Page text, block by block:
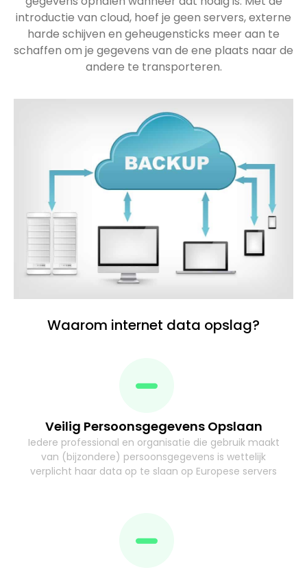
introductie van cloud, hoef je geen servers, externe
harde schijven en geheugensticks meer aan te
schaffen om je gegevens van de ene plaats naar de
andere te transporteren.
Waarom internet data opslag?
Veilig Persoonsgegevens Opslaan
Iedere professional en organisatie die gebruik maakt
van (bijzondere) persoonsgegevens is wettelijk
verplicht haar data op te slaan op Europese servers